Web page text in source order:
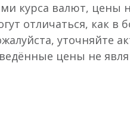
курса валют, цены
отличаться, как в
уточняйте
цены не